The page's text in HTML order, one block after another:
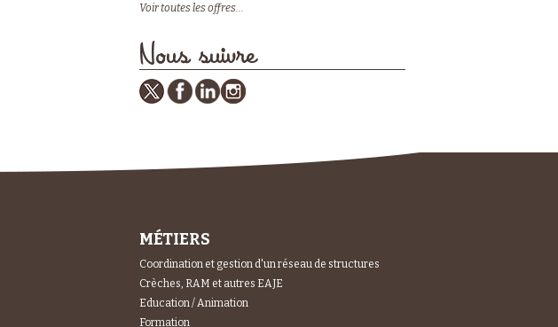
Voir toutes les offres...
Nous suivre
MÉTIERS
Coordination et gestion d'un réseau de structures
Crèches, RAM et autres EAJE
Education / Animation
Formation